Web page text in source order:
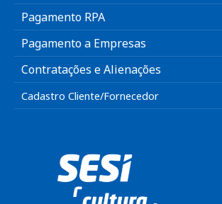
Pagamento RPA
Pagamento a Empresas
Contratações e Alienações
Cadastro Cliente/Fornecedor